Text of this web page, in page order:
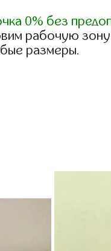
0% без
рабочую
размеры.